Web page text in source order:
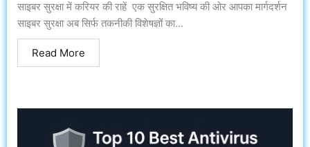
साइबर सुरक्षा में करियर की राहें एक सुरक्षित भविष्य की ओर आपका मार्गदर्शन
साइबर सुरक्षा अब सिर्फ तकनीकी विशेषज्ञों का...
Read More